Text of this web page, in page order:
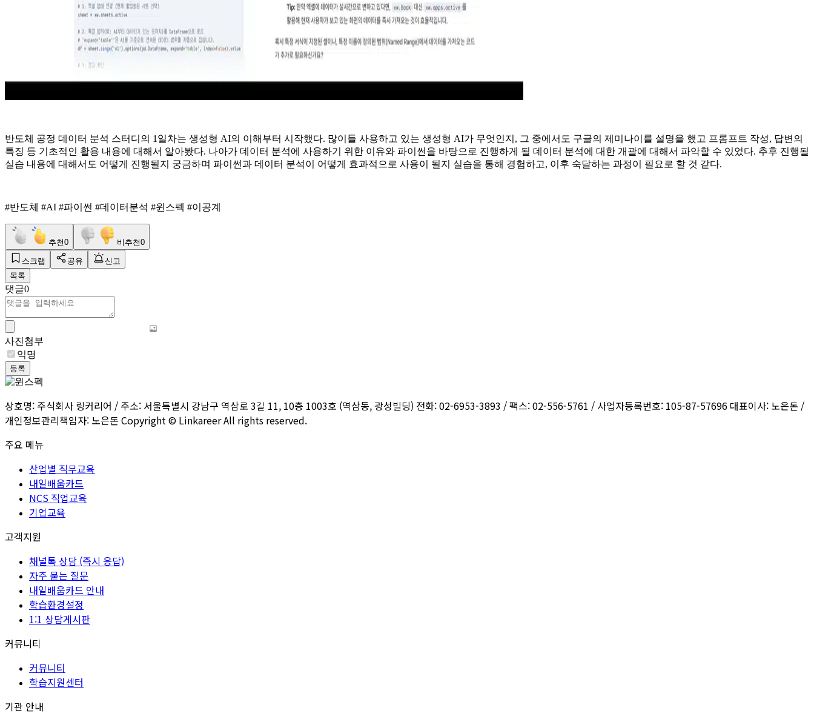
반도체 공정 데이터 분석 스터디의 1일차는 생성형 AI의 이해부터 시작했다. 많이들 사용하고 있는 생성형 AI가 무엇인지, 그 중에서도 구글의 제미나이를 설명을 했고 프롬프트 작성, 답변의
특징 등 기초적인 활용 내용에 대해서 알아봤다. 나아가 데이터 분석에 사용하기 위한 이유와 파이썬을 바탕으로 진행하게 될 데이터 분석에 대한 개괄에 대해서 파악할 수 있었다. 추후 진행될
실습 내용에 대해서도 어떻게 진행될지 궁금하며 파이썬과 데이터 분석이 어떻게 효과적으로 사용이 될지 실습을 통해 경험하고, 이후 숙달하는 과정이 필요로 할 것 같다.
#반도체 #AI #파이썬 #데이터분석 #윈스펙 #이공계
추천0 비추천0
스크랩 공유
신고
목록
댓글0
사진첨부
익명
등록
상호명: 주식회사 링커리어 / 주소: 서울특별시 강남구 역삼로 3길 11, 10층 1003호 (역삼동, 광성빌딩) 전화: 02-6953-3893 / 팩스: 02-556-5761 / 사업자등록번호: 105-87-57696 대표이사: 노은돈 /
개인정보관리책임자: 노은돈 Copyright © Linkareer All rights reserved.
주요 메뉴
산업별 직무교육
내일배움카드
NCS 직업교육
기업교육
고객지원
채널톡 상담 (즉시 응답)
자주 묻는 질문
내일배움카드 안내
학습환경설정
1:1 상담게시판
커뮤니티
커뮤니티
학습지원센터
기관 안내